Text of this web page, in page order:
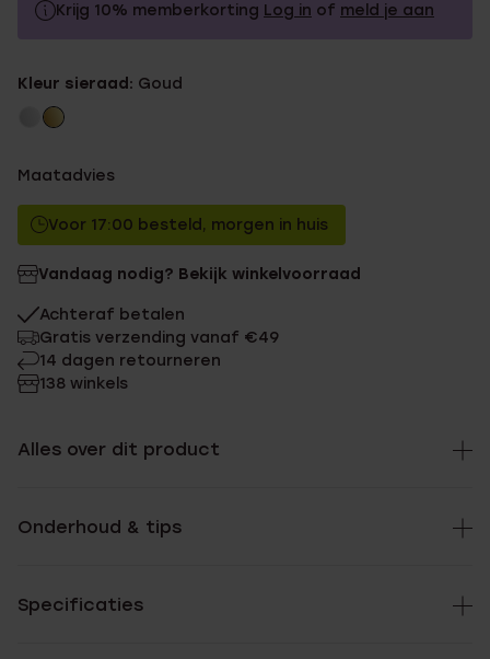
Krijg 10% memberkorting Log in of meld je aan
Zonder memberkorting
Kleur sieraad: Goud
Maatadvies
Voor 17:00 besteld, morgen in huis
Vandaag nodig? Bekijk winkelvoorraad
Achteraf betalen
Gratis verzending vanaf €49
14 dagen retourneren
138 winkels
Alles over dit product
Onderhoud & tips
Specificaties